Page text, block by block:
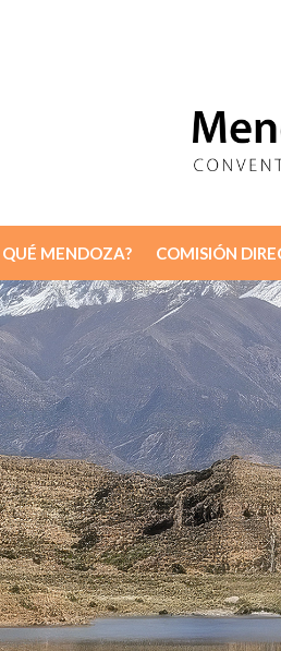
QUÉ MENDOZA? COMISIÓN